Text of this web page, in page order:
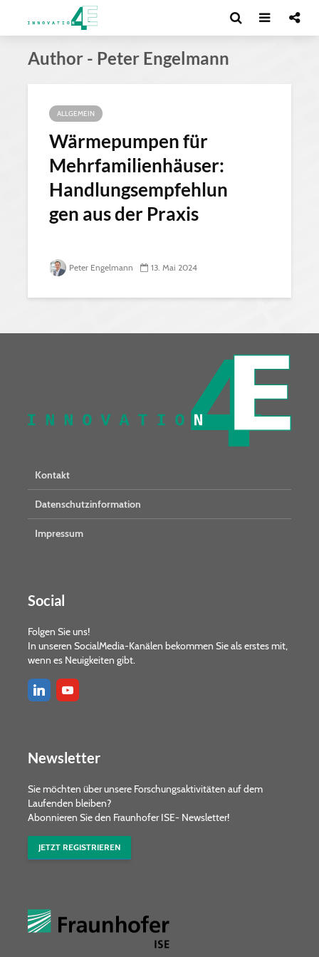
Author - Peter Engelmann
ALLGEMEIN
Wärmepumpen für
Mehrfamilienhäuser:
Handlungsempfehlun
gen aus der Praxis
Peter Engelmann 13. Mai 2024
Kontakt
Datenschutzinformation
Impressum
Social
Folgen Sie uns!
In unseren SocialMedia-Kanälen bekommen Sie als erstes mit,
wenn es Neuigkeiten gibt.
Newsletter
Sie möchten über unsere Forschungs­aktivitäten auf dem
Laufenden bleiben?
Abonnieren Sie den Fraunhofer ISE- Newsletter!
JETZT REGISTRIEREN